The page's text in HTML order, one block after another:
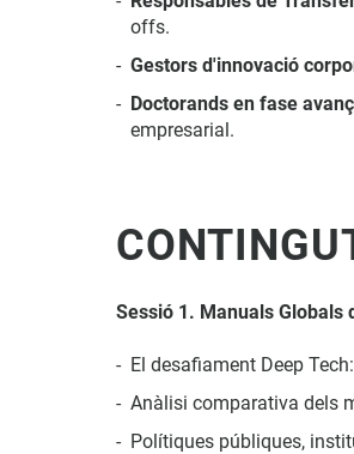
offs.
Gestors d'innovació
Doctorands en fase
empresarial.
Sessió 1. Manuals Globals
El desafiament Deep
Anàlisi comparativa dels
Polítiques públiques,